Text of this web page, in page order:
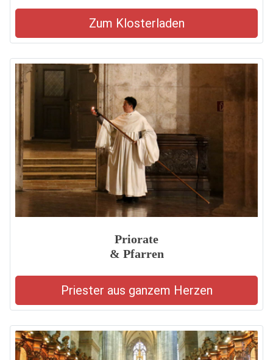
Zum Klosterladen
Priorate
& Pfarren
Priester aus ganzem Herzen